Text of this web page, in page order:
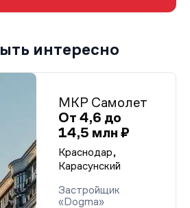
интересно
МКР Самолет
От 4,6 до
14,5 млн ₽
Краснодар,
Карасунский
Застройщик
«Dogma»